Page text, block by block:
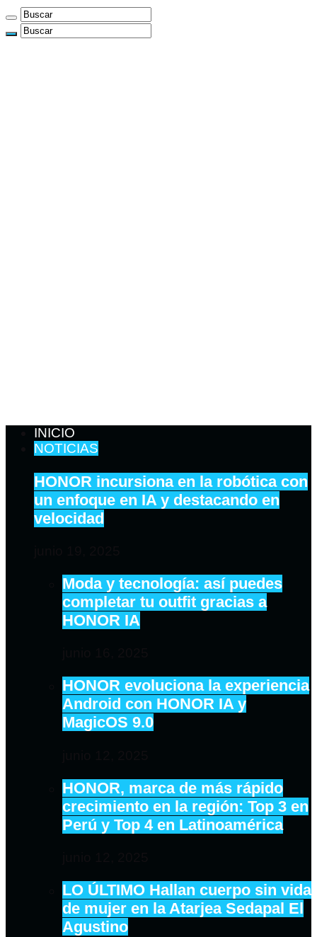
INICIO
NOTICIAS
HONOR incursiona en la robótica con
un enfoque en IA y destacando en
velocidad
Moda y tecnología: así puedes
completar tu outfit gracias a
HONOR IA
HONOR evoluciona la experiencia
Android con HONOR IA y
MagicOS 9.0
HONOR, marca de más rápido
crecimiento en la región: Top 3 en
Perú y Top 4 en Latinoamérica
LO ÚLTIMO Hallan cuerpo sin vida
de mujer en la Atarjea Sedapal El
Agustino